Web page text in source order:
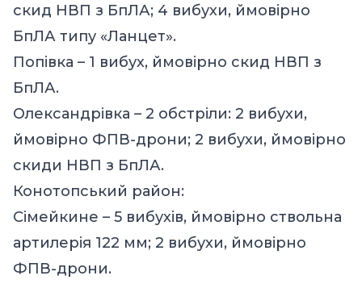
скид НВП з БпЛА; 4 вибухи, ймовірно
БпЛА типу «Ланцет».
Попівка – 1 вибух, ймовірно скид НВП з
БпЛА.
Олександрівка – 2 обстріли: 2 вибухи,
ймовірно ФПВ-дрони; 2 вибухи, ймовірно
скиди НВП з БпЛА.
Конотопський район:
Сімейкине – 5 вибухів, ймовірно ствольна
артилерія 122 мм; 2 вибухи, ймовірно
ФПВ-дрони.